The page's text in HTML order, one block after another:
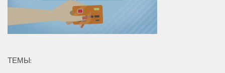
ТЕМЫ: